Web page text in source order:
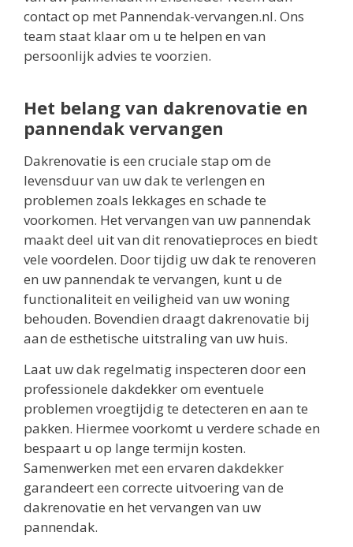
contact op met Pannendak-vervangen.nl. Ons
team staat klaar om u te helpen en van
persoonlijk advies te voorzien.
Het belang van dakrenovatie en
pannendak vervangen
Dakrenovatie is een cruciale stap om de
levensduur van uw dak te verlengen en
problemen zoals lekkages en schade te
voorkomen. Het vervangen van uw pannendak
maakt deel uit van dit renovatieproces en biedt
vele voordelen. Door tijdig uw dak te renoveren
en uw pannendak te vervangen, kunt u de
functionaliteit en veiligheid van uw woning
behouden. Bovendien draagt dakrenovatie bij
aan de esthetische uitstraling van uw huis.
Laat uw dak regelmatig inspecteren door een
professionele dakdekker om eventuele
problemen vroegtijdig te detecteren en aan te
pakken. Hiermee voorkomt u verdere schade en
bespaart u op lange termijn kosten.
Samenwerken met een ervaren dakdekker
garandeert een correcte uitvoering van de
dakrenovatie en het vervangen van uw
pannendak.